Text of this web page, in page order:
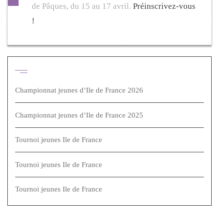
de Pâques, du 15 au 17 avril. Préinscrivez-vous
!
Championnat jeunes d’Ile de France 2026
Championnat jeunes d’Ile de France 2025
Tournoi jeunes Ile de France
Tournoi jeunes Ile de France
Tournoi jeunes Ile de France